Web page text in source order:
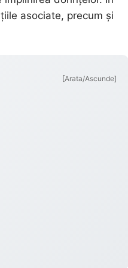
asociate, precum și
[Arata/Ascunde]